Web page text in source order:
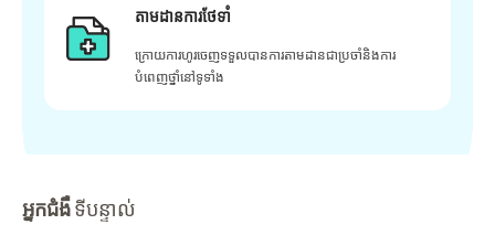
តាមដានការថែទាំ
ក្រោយ​ការ​ហូរ​ចេញ​ទទួល​បាន​ការ​តាមដាន​ជា​ប្រចាំ​និង​ការ​
បំពេញ​ថ្នាំ​នៅ​ទូទាំង​
អ្នកជំងឺទីបន្ទាល់